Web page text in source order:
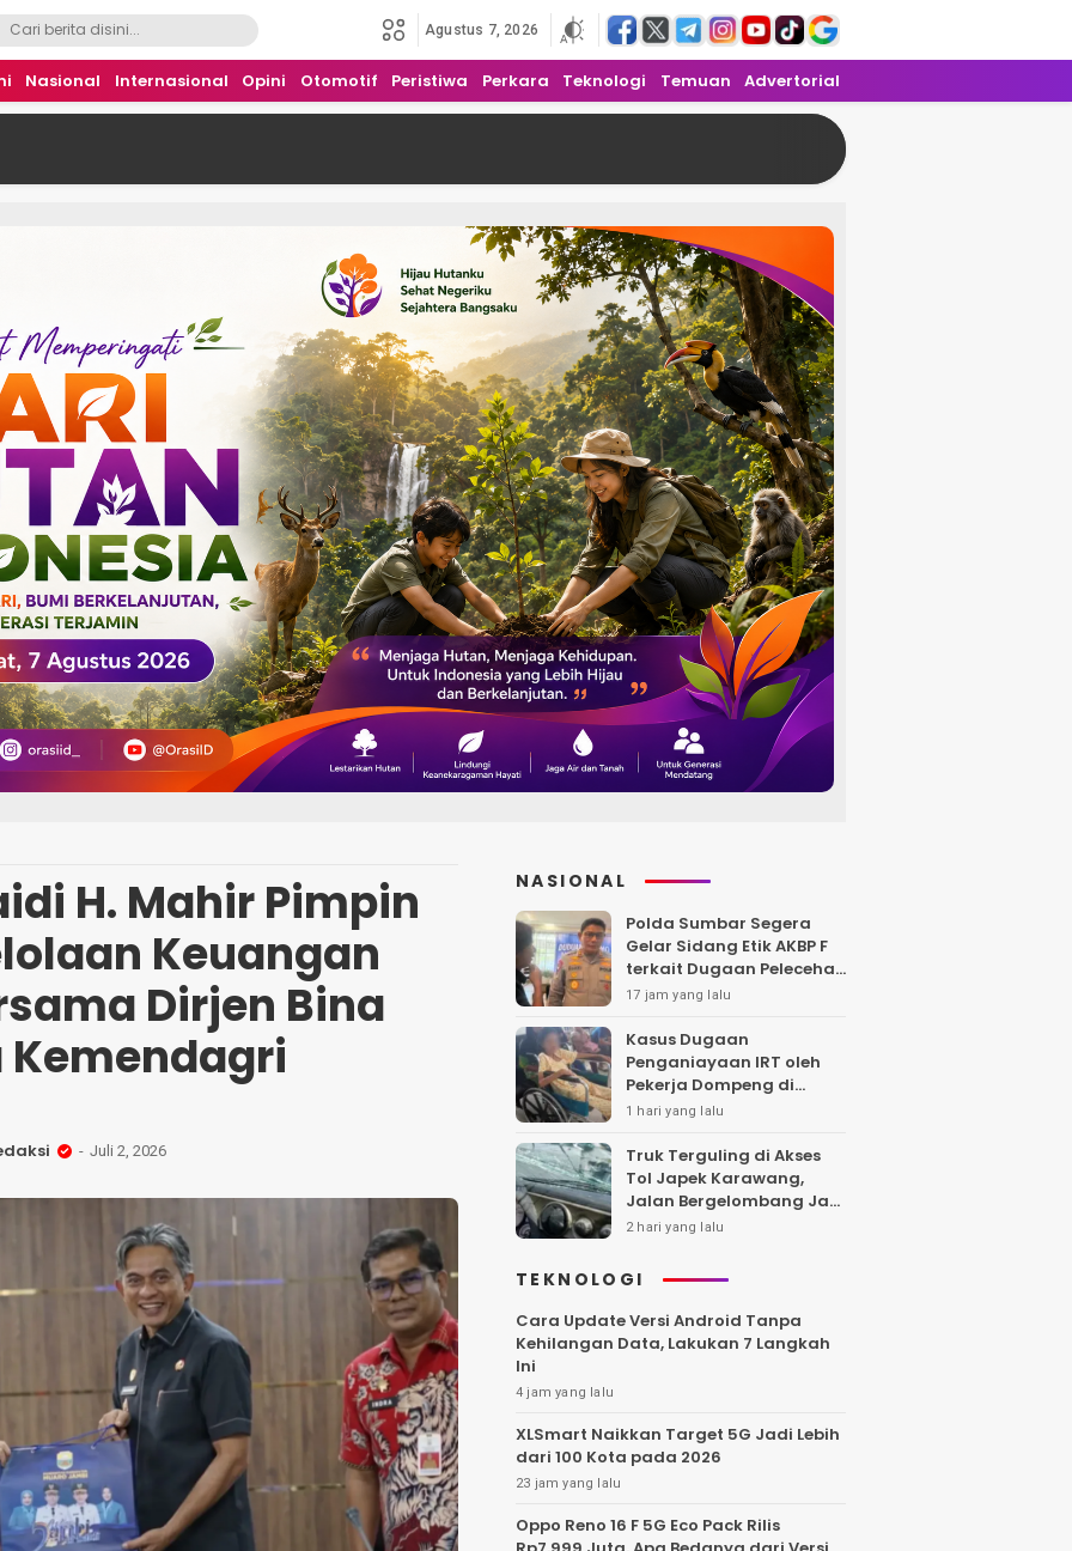
Agustus 7, 2026
Nasional Internasional Opini Otomotif Peristiwa Perkara Teknologi Temuan Advertorial
H. Mahir Pimpin
Keuangan
Dirjen Bina
Kemendagri
Juli 2, 2026
NASIONAL
Polda Sumbar Segera
Gelar Sidang Etik AKBP F
terkait Dugaan Pelecehan
Polwan
17 jam yang lalu
Kasus Dugaan
Penganiayaan IRT oleh
Pekerja Dompeng di
Batanghari Jalan 7 Bulan,
Kepastian Hukum
1 hari yang lalu
Truk Terguling di Akses
Tol Japek Karawang,
Jalan Bergelombang Jadi
Sorotan
2 hari yang lalu
TEKNOLOGI
Cara Update Versi Android Tanpa
Kehilangan Data, Lakukan 7 Langkah
Ini
4 jam yang lalu
XLSmart Naikkan Target 5G Jadi Lebih
dari 100 Kota pada 2026
23 jam yang lalu
Oppo Reno 16 F 5G Eco Pack Rilis